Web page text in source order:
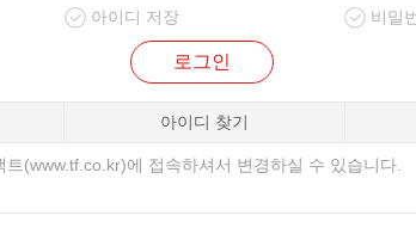
아이디 저장 비밀
로그인
아이디 찾기
(www.tf.co.kr)에 접속하셔서 변경하실 수 있습니다.